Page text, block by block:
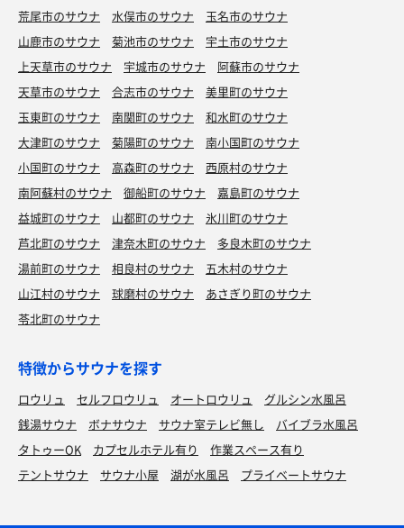
荒尾市のサウナ
水俣市のサウナ
玉名市のサウナ
山鹿市のサウナ
菊池市のサウナ
宇土市のサウナ
上天草市のサウナ
宇城市のサウナ
阿蘇市のサウナ
天草市のサウナ
合志市のサウナ
美里町のサウナ
玉東町のサウナ
南関町のサウナ
和水町のサウナ
大津町のサウナ
菊陽町のサウナ
南小国町のサウナ
小国町のサウナ
高森町のサウナ
西原村のサウナ
南阿蘇村のサウナ
御船町のサウナ
嘉島町のサウナ
益城町のサウナ
山都町のサウナ
氷川町のサウナ
芦北町のサウナ
津奈木町のサウナ
多良木町のサウナ
湯前町のサウナ
相良村のサウナ
五木村のサウナ
山江村のサウナ
球磨村のサウナ
あさぎり町のサウナ
苓北町のサウナ
特徴からサウナを探す
ロウリュ セルフロウリュ オートロウリュ
グルシン水風呂
銭湯サウナ
ボナサウナ サウナ室テレビ無し
バイブラ水風呂
タトゥーOK
カプセルホテル有り
作業スペース有り
テントサウナ
サウナ小屋 湖が水風呂 プライベートサウナ